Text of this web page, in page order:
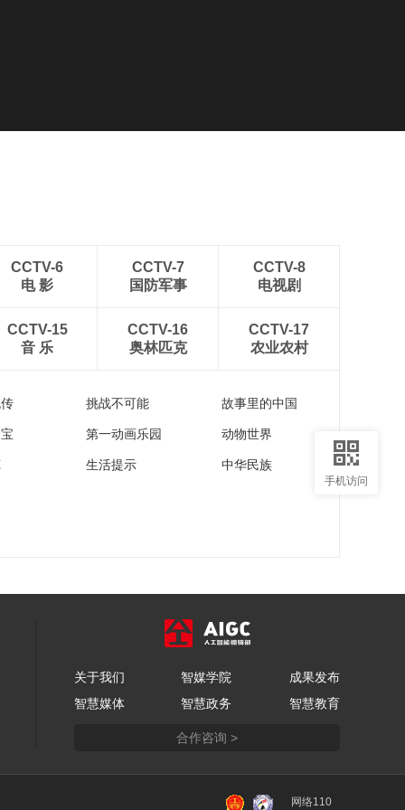
手机访问
CCTV-6
电 影
CCTV-7
国防军事
CCTV-8
电视剧
CCTV-15
音 乐
CCTV-16
奥林匹克
CCTV-17
农业农村
挑战不可能 故事里的中国
第一动画乐园 动物世界
生活提示 中华民族
关于我们 智媒学院
成果发布
智慧媒体
智慧政务 智慧教育
合作咨询 >
网络110